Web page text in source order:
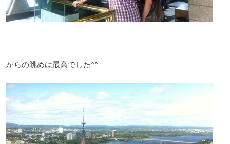
からの眺めは最高でした^^